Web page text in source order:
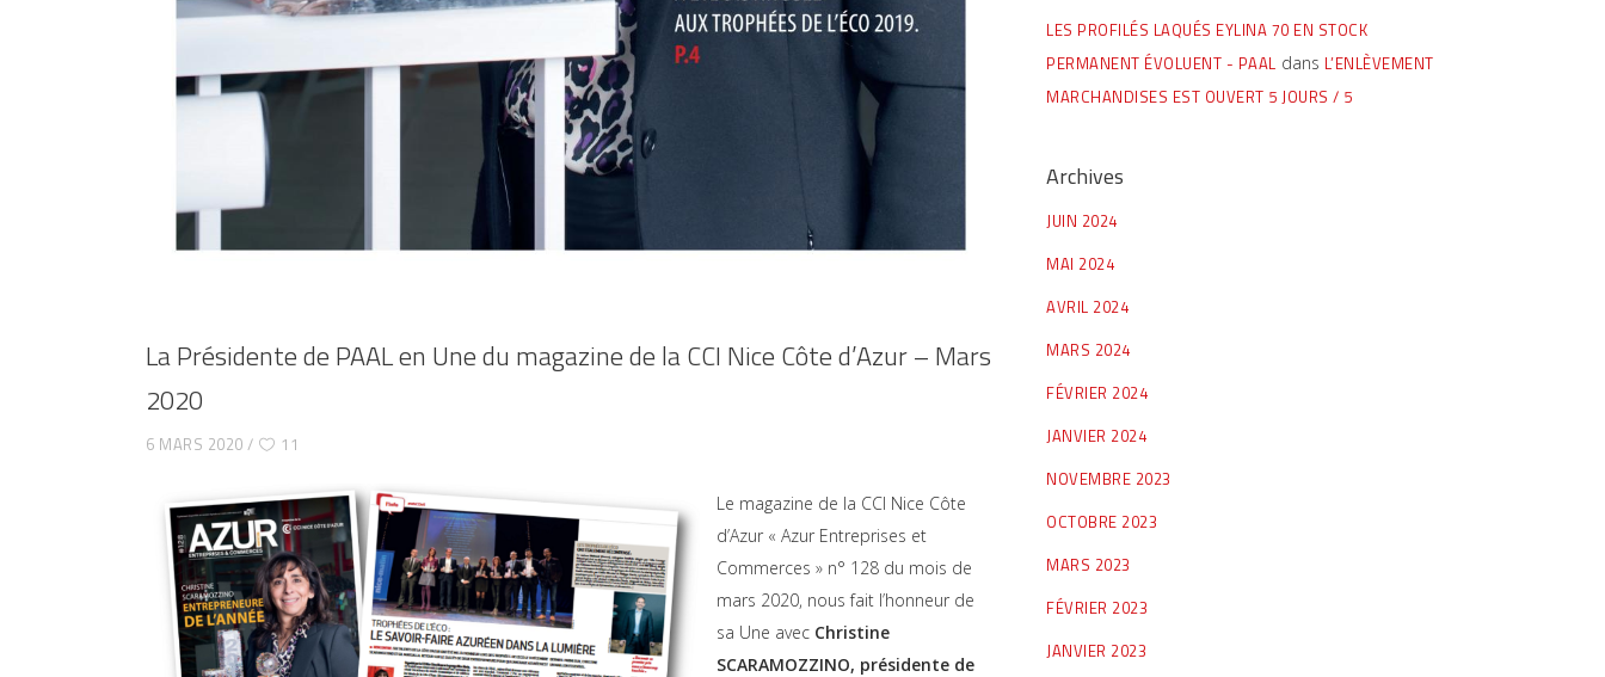
La Présidente de PAAL en Une du magazine de la CCI Nice Côte d’Azur – Mars
2020
6 MARS 2020 11
Le magazine de la CCI Nice Côte
d’Azur « Azur Entreprises et
Commerces » n° 128 du mois de
mars 2020, nous fait l’honneur de
sa Une avec Christine
SCARAMOZZINO, présidente de
LES PROFILÉS LAQUÉS EYLINA 70 EN STOCK
PERMANENT ÉVOLUENT - PAAL dans L’ENLÈVEMENT
MARCHANDISES EST OUVERT 5 JOURS / 5
Archives
JUIN 2024
MAI 2024
AVRIL 2024
MARS 2024
FÉVRIER 2024
JANVIER 2024
NOVEMBRE 2023
OCTOBRE 2023
MARS 2023
FÉVRIER 2023
JANVIER 2023